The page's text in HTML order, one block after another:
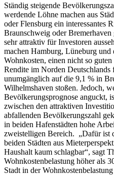
Ständig steigende
werdende Löhne machen aus
oder Flensburg ein interessantes
Braunschweig oder Bremerhaven
sehr attraktiv für Investoren
machen Hamburg, Lüneburg
Wohnkosten, einen nicht so
Rendite im Norden
unumgänglich auf die 9,1 % in
Wilhelmshaven stoßen. Jedoch,
Bevölkerungsprognose anguckt,
zwischen den attraktiven
abfallenden Bevölkerungszahl
in beiden Hafenstädten hohe
zweistelligen Bereich. „Dafür ist
beiden Städten aus
Haushalt kaum schlagbar“, sagt
Wohnkostenbelastung höher als
Stadt in der